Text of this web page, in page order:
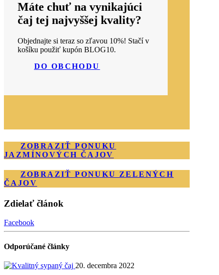
Máte chuť na vynikajúci
čaj tej najvyššej kvality?
Objednajte si teraz so zľavou 10%! Stačí v
košíku použiť kupón BLOG10.
DO OBCHODU
ZOBRAZIŤ PONUKU
JAZMÍNOVÝCH ČAJOV
ZOBRAZIŤ PONUKU ZELENÝCH
ČAJOV
Zdielať článok
Facebook
Odporúčané články
20. decembra 2022